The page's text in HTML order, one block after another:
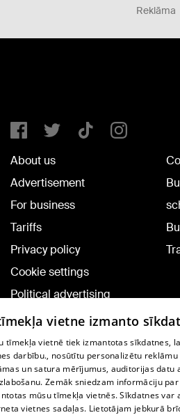
Reklāma
About us
Advertisement
For business
Tariffs
Privacy policy
Cookie settings
Political advertising
Cookie policy
Commenting terms
TV program
Contract rules
vietne izmanto
tīmekļa vietnē tiek izmantotas sīkdatnes,
darbību., nosūtītu personalizētu
un satura mērījumus, auditorijas datu
Zemāk sniedzam informāciju
mūsu tīmekļa vietnēs. Sīkdatnes
vietnes sadaļas. Lietotājam jebkurā